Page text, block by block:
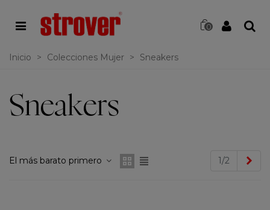
0
Inicio > Colecciones Mujer > Sneakers
Sneakers
El más barato primero 1/2